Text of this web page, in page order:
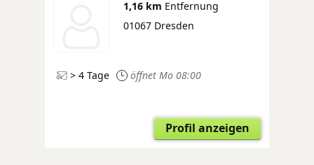
1,16 km Entfernung
01067 Dresden
> 4 Tage öffnet Mo 08:00
Profil anzeigen